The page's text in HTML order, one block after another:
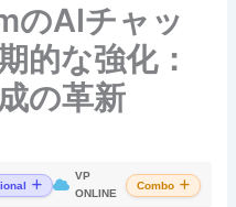
のAIチャッ
的な強化：
の革新
VP
ONLINE
Combo